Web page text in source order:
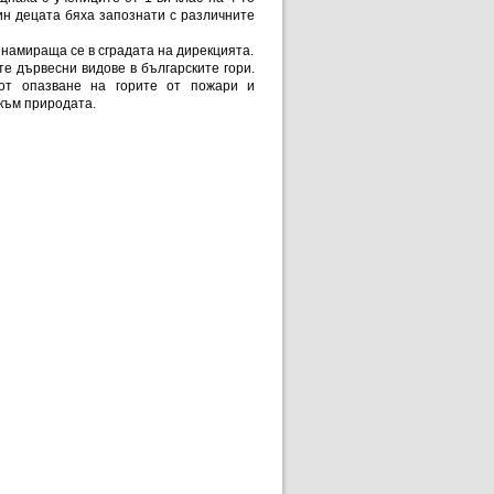
децата бяха запознати с различните
се в сградата на дирекцията.
дървесни видове в българските гори.
опазване на горите от пожари и
природата.